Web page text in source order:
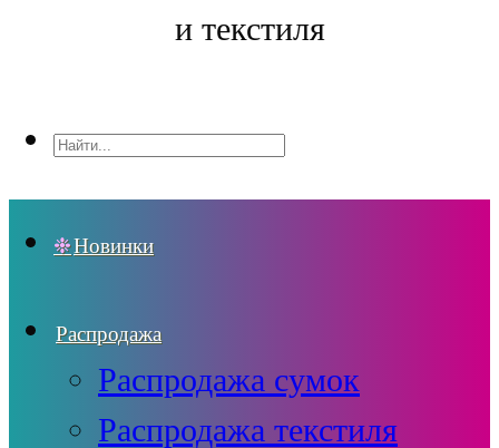
и текстиля
Новинки
Распродажа
Распродажа сумок
Распродажа текстиля